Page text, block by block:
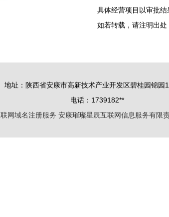
具体经营项目以审批结
如若转载，请注明出
地址：陕西省安康市高新技术产业开发区碧桂园锦园
电话：1739182**
网域名注册服务 安康璀璨星辰互联网信息服务有限